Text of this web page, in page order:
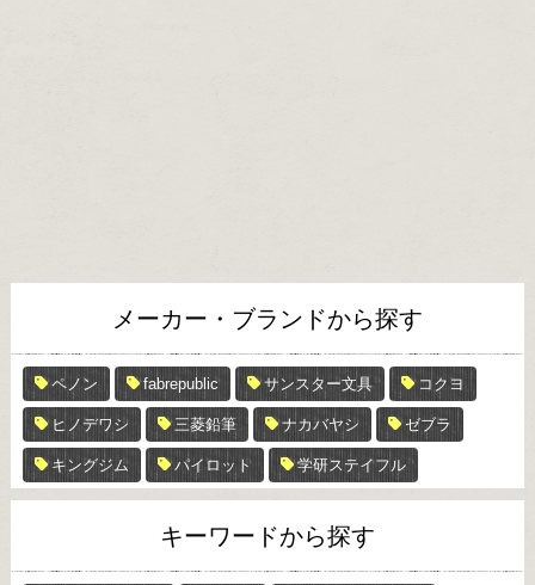
メーカー・ブランドから探す
ペノン fabrepublic サンスター文具 コクヨ
ヒノデワシ 三菱鉛筆 ナカバヤシ ゼブラ
キングジム パイロット 学研ステイフル
キーワードから探す